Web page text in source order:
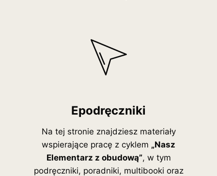
Epodręczniki
Na tej stronie znajdziesz materiały
wspierające pracę z cyklem „Nasz
Elementarz z obudową”, w tym
podręczniki, poradniki, multibooki oraz